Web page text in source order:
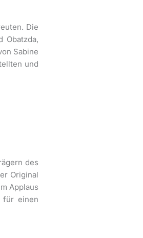
Die
Obatzda,
Sabine
und
des
Original
Applaus
für einen